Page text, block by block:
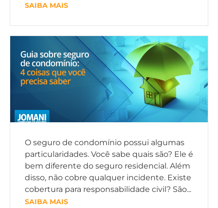
SAIBA MAIS
O seguro de condomínio possui algumas
particularidades. Você sabe quais são? Ele é
bem diferente do seguro residencial. Além
disso, não cobre qualquer incidente. Existe
cobertura para responsabilidade civil? São...
SAIBA MAIS